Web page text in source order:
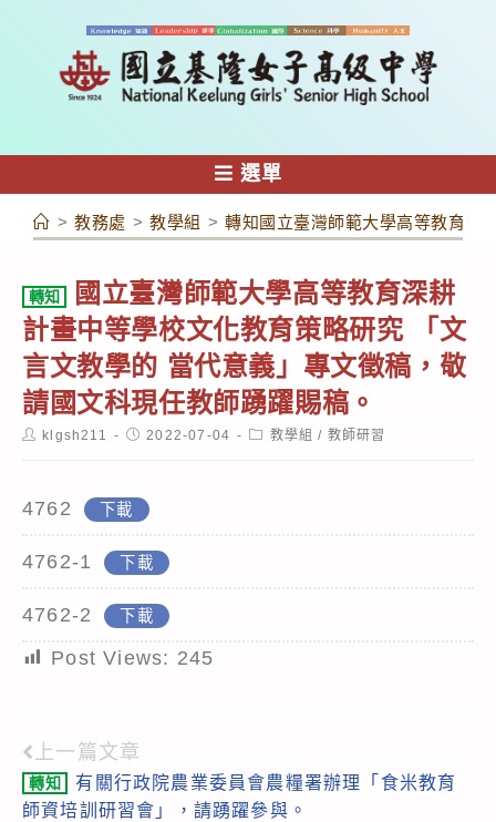
容
選單
> 教務處 > 教學組 > 轉知國立臺灣師範大學高等教育深
轉知
國立臺灣師範大學高等教育深耕
計畫中等學校文化教育策略研究 「文
言文教學的 當代意義」專文徵稿，敬
請國文科現任教師踴躍賜稿。
Postklgsh211
Post2022-07-04
Post教學組 / 教師研習
4762 下載
4762-1 下載
4762-2 下載
Post Views: 245
Read
more
上一篇文章
轉知
有關行政院農業委員會農糧署辦理「食米教育
師資培訓研習會」，請踴躍參與。